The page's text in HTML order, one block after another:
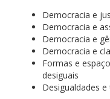
Democracia e
Democracia e
Democracia e
Democracia e
Formas e
desiguais
Desigualdades